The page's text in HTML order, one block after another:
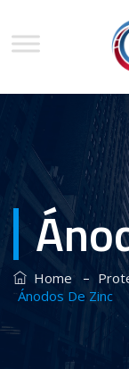
Home–
Ánodos De Zinc